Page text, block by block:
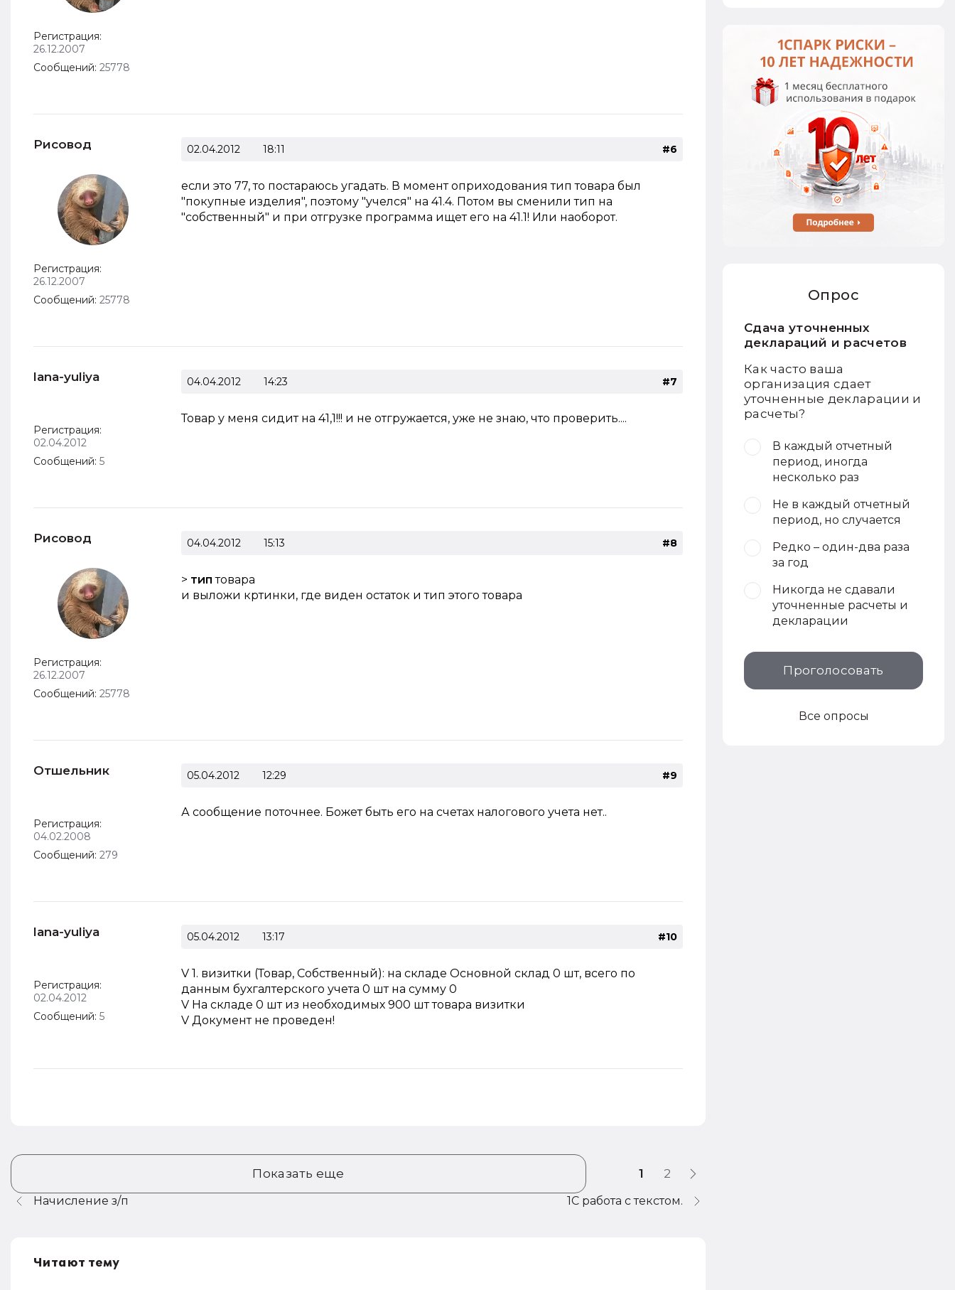
Регистрация:
26.12.2007
Сообщений: 25778
Рисовод
Регистрация:
26.12.2007
Сообщений: 25778
02.04.2012 18:11 #6
если это 77, то постараюсь угадать. В момент оприходования тип товара был
"покупные изделия", поэтому "учелся" на 41.4. Потом вы сменили тип на
"собственный" и при отгрузке программа ищет его на 41.1! Или наоборот.
lana-yuliya
Регистрация:
02.04.2012
Сообщений: 5
04.04.2012 14:23 #7
Товар у меня сидит на 41,1!!! и не отгружается, уже не знаю, что проверить....
Рисовод
Регистрация:
26.12.2007
Сообщений: 25778
04.04.2012 15:13 #8
> тип товара
и выложи кртинки, где виден остаток и тип этого товара
Отшельник
Регистрация:
04.02.2008
Сообщений: 279
05.04.2012 12:29 #9
А сообщение поточнее. Божет быть его на счетах налогового учета нет..
lana-yuliya
Регистрация:
02.04.2012
Сообщений: 5
05.04.2012 13:17 #10
V 1. визитки (Товар, Собственный): на складе Основной склад 0 шт, всего по
данным бухгалтерского учета 0 шт на сумму 0
V На складе 0 шт из необходимых 900 шт товара визитки
V Документ не проведен!
Показать еще 1 2
1C работа с текстом.
Начисление з/п
Читают тему
Опрос
Сдача уточненных
деклараций и расчетов
Как часто ваша
организация сдает
уточненные декларации и
расчеты?
В каждый отчетный
период, иногда
несколько раз
Не в каждый отчетный
период, но случается
Редко – один-два раза
за год
Никогда не сдавали
уточненные расчеты и
декларации
Проголосовать
Все опросы